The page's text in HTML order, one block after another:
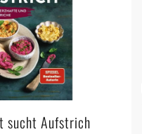
sucht Aufstrich